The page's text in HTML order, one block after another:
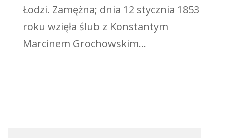
Łodzi. Zamężna; dnia 12 stycznia 1853
roku wzięła ślub z Konstantym
Marcinem Grochowskim...